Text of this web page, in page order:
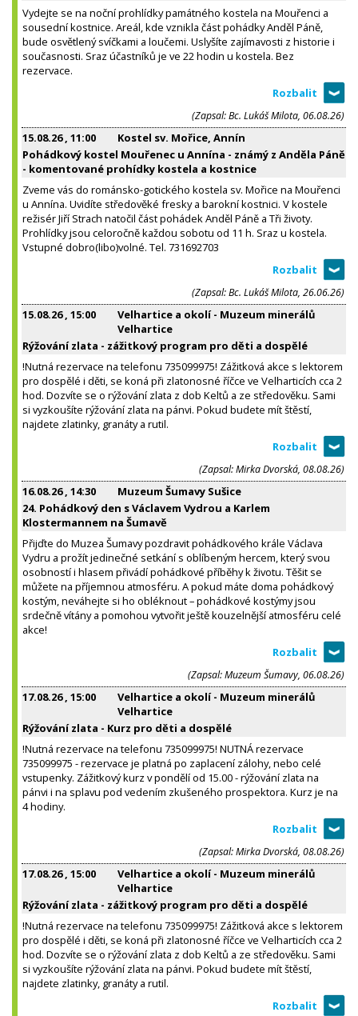
Vydejte se na noční prohlídky památného kostela na Mouřenci a
sousední kostnice. Areál, kde vznikla část pohádky Anděl Páně,
bude osvětlený svíčkami a loučemi. Uslyšíte zajímavosti z historie i
současnosti. Sraz účastníků je ve 22 hodin u kostela. Bez
rezervace.
(Zapsal: Bc. Lukáš Milota, 06.08.26)
15.08.26, 11:00
Kostel sv. Mořice, Annín
Pohádkový kostel Mouřenec u Annína - známý z Anděla Páně
- komentované prohídky kostela a kostnice
Zveme vás do románsko-gotického kostela sv. Mořice na Mouřenci
u Annína. Uvidíte středověké fresky a barokní kostnici. V kostele
režisér Jiří Strach natočil část pohádek Anděl Páně a Tři životy.
Prohlídky jsou celoročně každou sobotu od 11 h. Sraz u kostela.
Vstupné dobro(libo)volné. Tel. 731692703
(Zapsal: Bc. Lukáš Milota, 26.06.26)
15.08.26, 15:00
Velhartice a okolí - Muzeum minerálů
Velhartice
Rýžování zlata - zážitkový program pro děti a dospělé
!Nutná rezervace na telefonu 735099975! Zážitková akce s lektorem
pro dospělé i děti, se koná při zlatonosné říčce ve Velharticích cca 2
hod. Dozvíte se o rýžování zlata z dob Keltů a ze středověku. Sami
si vyzkoušíte rýžování zlata na pánvi. Pokud budete mít štěstí,
najdete zlatinky, granáty a rutil.
(Zapsal: Mirka Dvorská, 08.08.26)
16.08.26, 14:30
Muzeum Šumavy Sušice
24. Pohádkový den s Václavem Vydrou a Karlem
Klostermannem na Šumavě
Přijďte do Muzea Šumavy pozdravit pohádkového krále Václava
Vydru a prožít jedinečné setkání s oblíbeným hercem, který svou
osobností i hlasem přivádí pohádkové příběhy k životu. Těšit se
můžete na příjemnou atmosféru. A pokud máte doma pohádkový
kostým, neváhejte si ho obléknout – pohádkové kostýmy jsou
srdečně vítány a pomohou vytvořit ještě kouzelnější atmosféru celé
akce!
(Zapsal: Muzeum Šumavy, 06.08.26)
17.08.26, 15:00
Velhartice a okolí - Muzeum minerálů
Velhartice
Rýžování zlata - Kurz pro děti a dospělé
!Nutná rezervace na telefonu 735099975! NUTNÁ rezervace
735099975 - rezervace je platná po zaplacení zálohy, nebo celé
vstupenky. Zážitkový kurz v pondělí od 15.00 - rýžování zlata na
pánvi i na splavu pod vedením zkušeného prospektora. Kurz je na
4 hodiny.
(Zapsal: Mirka Dvorská, 08.08.26)
17.08.26, 15:00
Velhartice a okolí - Muzeum minerálů
Velhartice
Rýžování zlata - zážitkový program pro děti a dospělé
!Nutná rezervace na telefonu 735099975! Zážitková akce s lektorem
pro dospělé i děti, se koná při zlatonosné říčce ve Velharticích cca 2
hod. Dozvíte se o rýžování zlata z dob Keltů a ze středověku. Sami
si vyzkoušíte rýžování zlata na pánvi. Pokud budete mít štěstí,
najdete zlatinky, granáty a rutil.